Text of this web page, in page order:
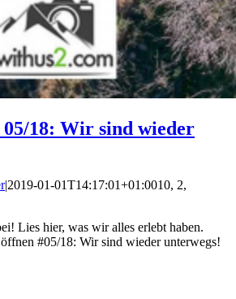
05/18: Wir sind wieder
|2019-01-01T14:17:01+01:0010, 2,
Lies hier, was wir alles erlebt haben.
#05/18: Wir sind wieder unterwegs!